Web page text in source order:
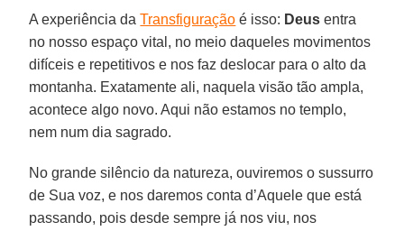
A experiência daTransfiguração é isso: Deus entra
no nosso espaço vital, no meio daqueles movimentos
difíceis e repetitivos e nos faz deslocar para o alto da
montanha. Exatamente ali, naquela visão tão ampla,
acontece algo novo. Aqui não estamos no templo,
nem num dia sagrado.
No grande silêncio da natureza, ouviremos o sussurro
de Sua voz, e nos daremos conta d’Aquele que está
passando, pois desde sempre já nos viu, nos